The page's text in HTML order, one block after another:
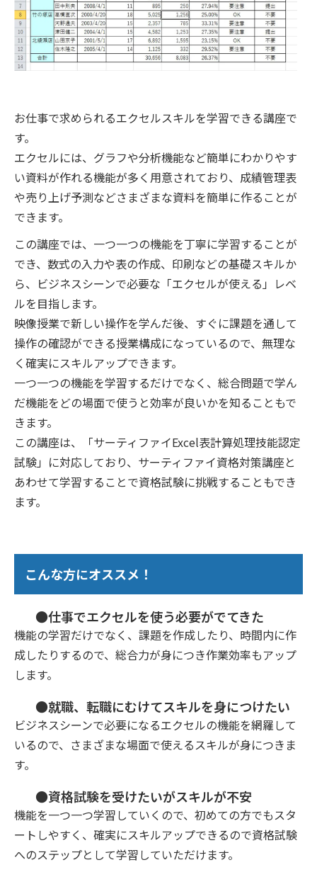
お仕事で求められるエクセルスキルを学習できる講座で
す。
エクセルには、グラフや分析機能など簡単にわかりやす
い資料が作れる機能が多く用意されており、成績管理表
や売り上げ予測などさまざまな資料を簡単に作ることが
できます。
この講座では、一つ一つの機能を丁寧に学習することが
でき、数式の入力や表の作成、印刷などの基礎スキルか
ら、ビジネスシーンで必要な「エクセルが使える」レベ
ルを目指します。
映像授業で新しい操作を学んだ後、すぐに課題を通して
操作の確認ができる授業構成になっているので、無理な
く確実にスキルアップできます。
一つ一つの機能を学習するだけでなく、総合問題で学ん
だ機能をどの場面で使うと効率が良いかを知ることもで
きます。
この講座は、「サーティファイExcel表計算処理技能認定
試験」に対応しており、サーティファイ資格対策講座と
あわせて学習することで資格試験に挑戦することもでき
ます。
こんな方にオススメ！
●仕事でエクセルを使う必要がでてきた
機能の学習だけでなく、課題を作成したり、時間内に作
成したりするので、総合力が身につき作業効率もアップ
します。
●就職、転職にむけてスキルを身につけたい
ビジネスシーンで必要になるエクセルの機能を網羅して
いるので、さまざまな場面で使えるスキルが身につきま
す。
●資格試験を受けたいがスキルが不安
機能を一つ一つ学習していくので、初めての方でもスタ
ートしやすく、確実にスキルアップできるので資格試験
へのステップとして学習していただけます。